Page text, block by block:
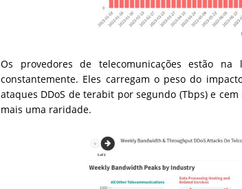
Os provedores de telecomunicações estão
constantemente. Eles carregam o peso do
ataques DDoS de terabit por segundo (Tbps) e
mais uma raridade.